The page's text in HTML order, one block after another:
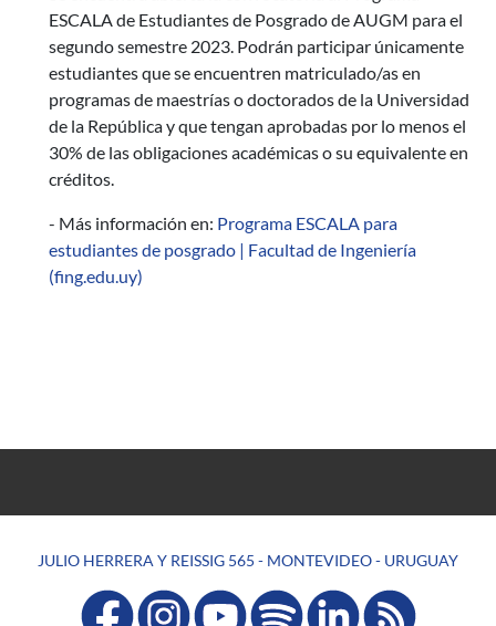
ESCALA de Estudiantes de Posgrado de AUGM para el
segundo semestre 2023. Podrán participar únicamente
estudiantes que se encuentren matriculado/as en
programas de maestrías o doctorados de la Universidad
de la República y que tengan aprobadas por lo menos el
30% de las obligaciones académicas o su equivalente en
créditos.
- Más información en: Programa ESCALA para
estudiantes de posgrado | Facultad de Ingeniería
(fing.edu.uy)
JULIO HERRERA Y REISSIG 565 - MONTEVIDEO - URUGUAY